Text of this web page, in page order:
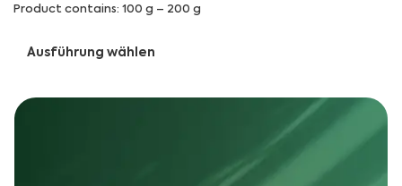
Product contains: 100 g – 200 g
Ausführung wählen